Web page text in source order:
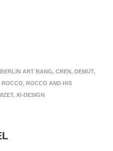
BERLIN ART BANG, CREN, DEMUT,
ROCCO, ROCCO AND HIS
, XI-DESIGN